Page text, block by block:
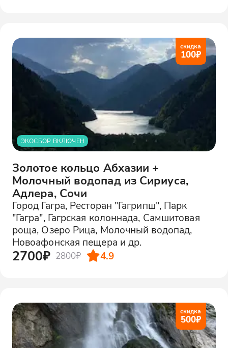
скидка
100₽
ЭКОСБОР ВКЛЮЧЕН
Золотое кольцо Абхазии +
Молочный водопад из Сириуса,
Адлера, Сочи
Город Гагра, Ресторан "Гагрипш", Парк
"Гагра", Гагрская колоннада, Самшитовая
роща, Озеро Рица, Молочный водопад,
Новоафонская пещера и др.
2700₽ 2800₽ 4.9
скидка
500₽